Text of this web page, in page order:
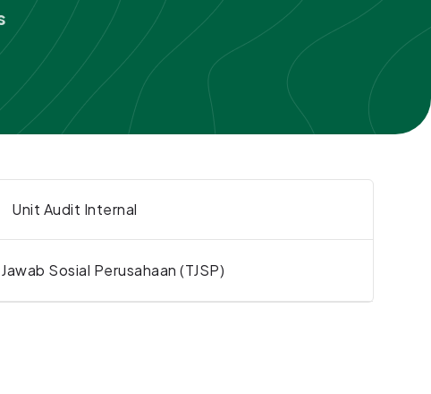
Unit Audit Internal
Sosial Perusahaan (TJSP)